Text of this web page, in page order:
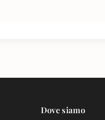
Dove siamo